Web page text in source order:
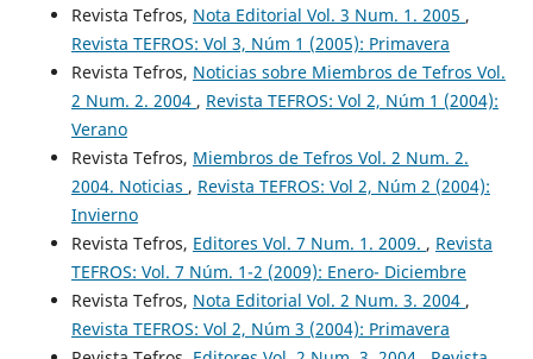
Revista Tefros, Nota Editorial Vol. 3 Num. 1. 2005 ,
Revista TEFROS: Vol 3, Núm 1 (2005): Primavera
Revista Tefros, Noticias sobre Miembros de Tefros Vol.
2 Num. 2. 2004 , Revista TEFROS: Vol 2, Núm 1 (2004):
Verano
Revista Tefros, Miembros de Tefros Vol. 2 Num. 2.
2004. Noticias , Revista TEFROS: Vol 2, Núm 2 (2004):
Invierno
Revista Tefros, Editores Vol. 7 Num. 1. 2009. , Revista
TEFROS: Vol. 7 Núm. 1-2 (2009): Enero- Diciembre
Revista Tefros, Nota Editorial Vol. 2 Num. 3. 2004 ,
Revista TEFROS: Vol 2, Núm 3 (2004): Primavera